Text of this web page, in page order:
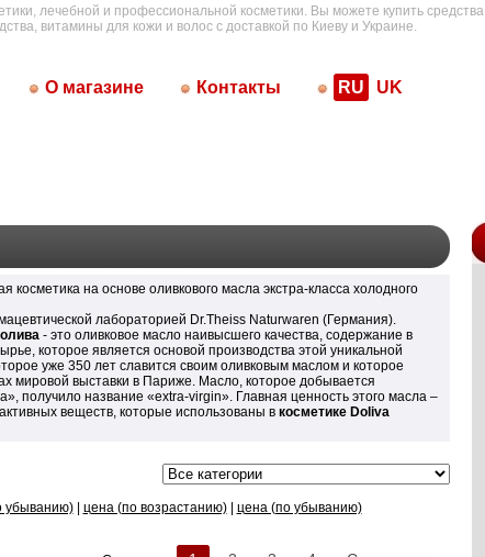
лечебной и профессиональной косметики. Вы можете купить средства
витамины для кожи и волос с доставкой по Киеву и Украине.
О магазине Контакты RU UK
косметика на основе оливкового масла экстра-класса холодного
лабораторией Dr.Theiss Naturwaren (Германия).
- это оливковое масло наивысшего качества, содержание в
которое является основой производства этой уникальной
уже 350 лет славится своим оливковым маслом и которое
мировой выставки в Париже. Масло, которое добывается
получило название «extra-virgin». Главная ценность этого масла –
веществ, которые использованы в косметике Doliva
убыванию)| цена (по возрастанию)| цена (по убыванию)